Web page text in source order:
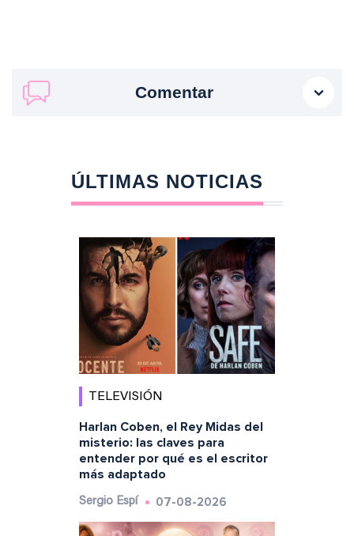
Comentar
ÚLTIMAS NOTICIAS
TELEVISIÓN
Harlan Coben, el Rey Midas del
misterio: las claves para
entender por qué es el escritor
más adaptado
Sergio Espí 07-08-2026